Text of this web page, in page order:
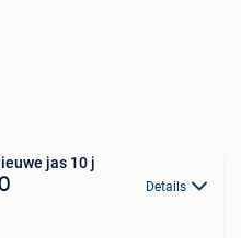
jas 10 j
Details